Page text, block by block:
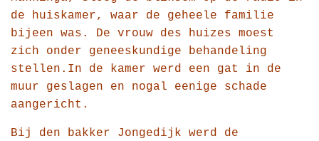
de huiskamer, waar de geheele familie
bijeen was. De vrouw des huizes moest
zich onder geneeskundige behandeling
stellen. In de kamer werd een gat in de
muur geslagen en nogal eenige schade
aangericht.
Bij den bakker Jongedijk werd de